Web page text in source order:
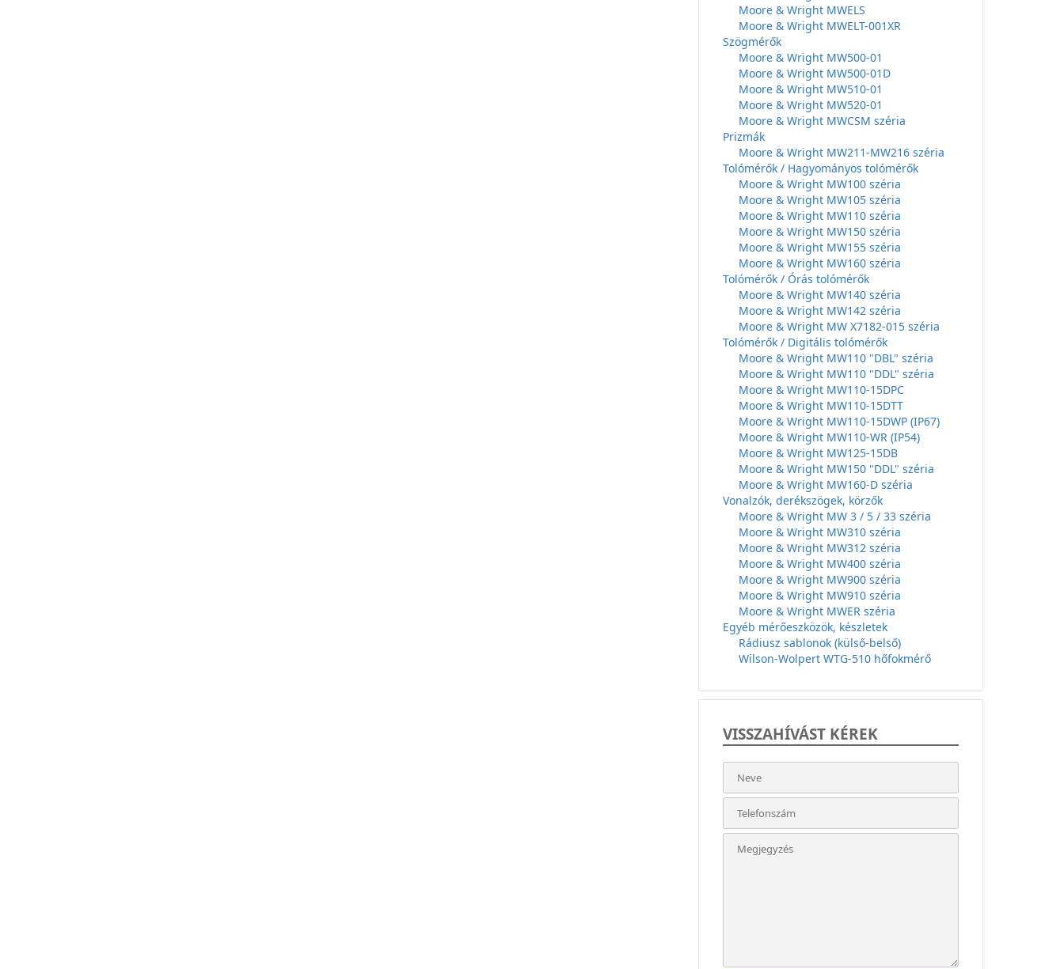
Moore & Wright MWELS
Moore & Wright MWELT-001XR
Szögmérők
Moore & Wright MW500-01
Moore & Wright MW500-01D
Moore & Wright MW510-01
Moore & Wright MW520-01
Moore & Wright MWCSM széria
Prizmák
Moore & Wright MW211-MW216 széria
Tolómérők / Hagyományos tolómérők
Moore & Wright MW100 széria
Moore & Wright MW105 széria
Moore & Wright MW110 széria
Moore & Wright MW150 széria
Moore & Wright MW155 széria
Moore & Wright MW160 széria
Tolómérők / Órás tolómérők
Moore & Wright MW140 széria
Moore & Wright MW142 széria
Moore & Wright MW X7182-015 széria
Tolómérők / Digitális tolómérők
Moore & Wright MW110 "DBL" széria
Moore & Wright MW110 "DDL" széria
Moore & Wright MW110-15DPC
Moore & Wright MW110-15DTT
Moore & Wright MW110-15DWP (IP67)
Moore & Wright MW110-WR (IP54)
Moore & Wright MW125-15DB
Moore & Wright MW150 "DDL" széria
Moore & Wright MW160-D széria
Vonalzók, derékszögek, körzők
Moore & Wright MW 3 / 5 / 33 széria
Moore & Wright MW310 széria
Moore & Wright MW312 széria
Moore & Wright MW400 széria
Moore & Wright MW900 széria
Moore & Wright MW910 széria
Moore & Wright MWER széria
Egyéb mérőeszközök, készletek
Rádiusz sablonok (külső-belső)
Wilson-Wolpert WTG-510 hőfokmérő
VISSZAHÍVÁST KÉREK